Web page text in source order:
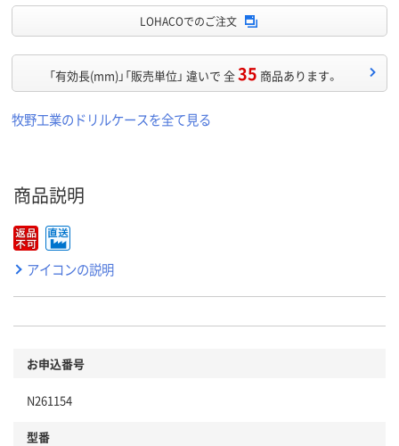
LOHACOでのご注文
「有効長(mm)」「販売単位」 違いで 全35 商品あります。
牧野工業のドリルケースを全て見る
商品説明
アイコンの説明
お申込番号
N261154
型番